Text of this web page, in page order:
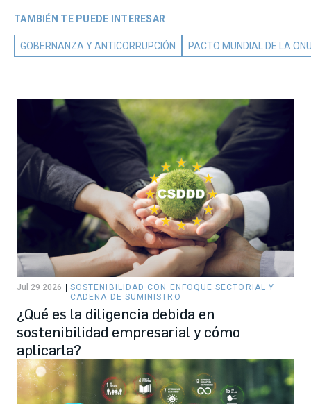
TAMBIÉN TE PUEDE INTERESAR
GOBERNANZA Y ANTICORRUPCIÓN PACTO MUNDIAL DE LA
Jul 29 2026
SOSTENIBILIDAD CON ENFOQUE SECTORIAL Y
CADENA DE SUMINISTRO
¿Qué es la diligencia debida en
sostenibilidad empresarial y cómo
aplicarla?